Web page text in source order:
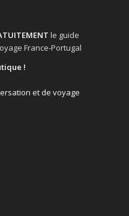
le guide
France-Portugal
!